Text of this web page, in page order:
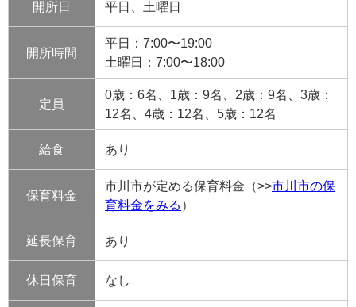
開所日 平日、土曜日
開所時間
平日：7:00〜19:00
土曜日：7:00〜18:00
定員
0歳：6名、1歳：9名、2歳：9名、3歳：
12名、4歳：12名、5歳：12名
給食 あり
保育料金
市川市が定める保育料金（>>市川市の保
育料金をみる ）
延長保育 あり
休日保育 なし